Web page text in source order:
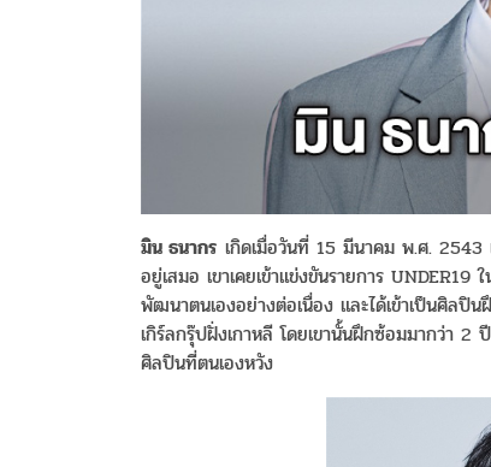
มิน ธนากร เกิดเมื่อวันที่ 15 มีนาคม พ.ศ. 2543
อยู่เสมอ เขาเคยเข้าแข่งขันรายการ
พัฒนาตนเองอย่างต่อเนื่อง และได้เข้าเป็นศิล
เกิร์ลกรุ๊ปฝั่งเกาหลี โดยเขานั้นฝึกซ้อมมากว่า 2
ศิลปินที่ตนเองหวัง